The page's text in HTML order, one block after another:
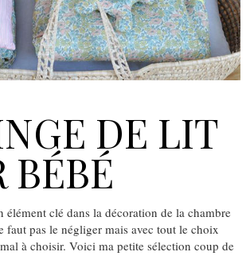
DE LIT
BÉBÉ
élément clé dans la décoration de la chambre
faut pas le négliger mais avec tout le choix
à choisir. Voici ma petite sélection coup de